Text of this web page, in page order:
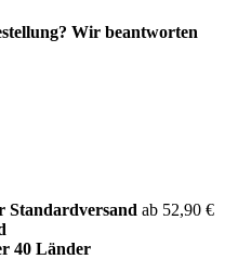
Wir beantworten
Standardversand ab 52,90 €
40 Länder